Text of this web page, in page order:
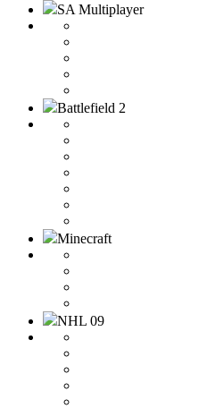
SA Multiplayer
Battlefield 2
Minecraft
NHL 09